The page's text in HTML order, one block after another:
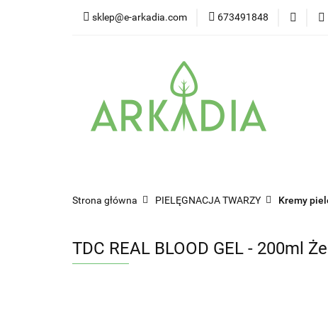
sklep@e-arkadia.com 673491848
Kategorie
Strona główna PIELĘGNACJA TWARZY Kremy
TDC REAL BLOOD GEL - 200ml